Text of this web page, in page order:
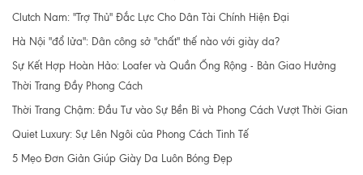
Clutch Nam: "Trợ Thủ" Đắc Lực Cho Dân Tài Chính Hiện Đại
Hà Nội "đổ lửa": Dân công sở "chất" thế nào với giày da?
Sự Kết Hợp Hoàn Hảo: Loafer và Quần Ống Rộng - Bản Giao Hưởng
Thời Trang Đầy Phong Cách
Thời Trang Chậm: Đầu Tư vào Sự Bền Bỉ và Phong Cách Vượt Thời Gian
Quiet Luxury: Sự Lên Ngôi của Phong Cách Tinh Tế
5 Mẹo Đơn Giản Giúp Giày Da Luôn Bóng Đẹp